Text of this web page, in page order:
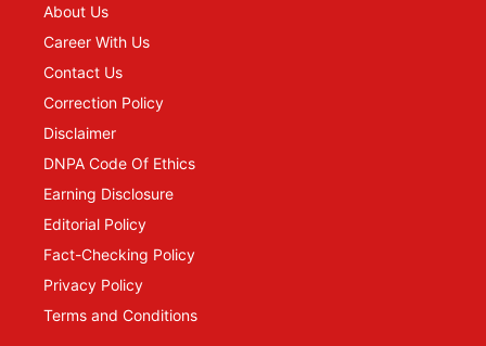
About Us
Career With Us
Contact Us
Correction Policy
Disclaimer
DNPA Code Of Ethics
Earning Disclosure
Editorial Policy
Fact-Checking Policy
Privacy Policy
Terms and Conditions